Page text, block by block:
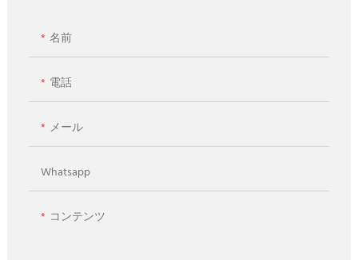
名前
電話
メール
Whatsapp
コンテンツ